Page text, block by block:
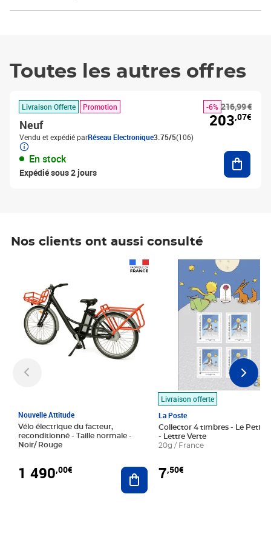
Toutes les autres offres
Livraison Offerte Promotion
Neuf
Vendu et expédié parRéseau Electronique3.75/5(106)
En stock
Expédié sous 2 jours
216,99 €
-6%
203,07€
Nos clients ont aussi consulté
Nouvelle Attitude
Vélo électrique du facteur,
reconditionné - Taille normale -
Noir/ Rouge
1 490,00€ Ajouter au panier
Livraison offerte
La Poste
Collector 4 timbres - Le Petit
- Lettre Verte
20g / France
7,50€
Prix 7,50€